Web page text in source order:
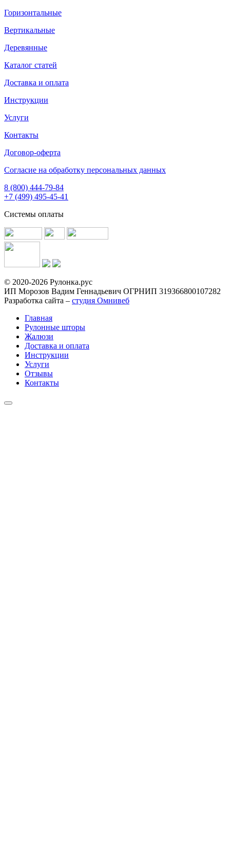
Горизонтальные
Вертикальные
Деревянные
Каталог статей
Доставка и оплата
Инструкции
Услуги
Контакты
Договор-оферта
Согласие на обработку персональных данных
8 (800) 444-79-84
+7 (499) 495-45-41
Системы оплаты
© 2020-2026 Рулонка.рус
ИП Морозов Вадим Геннадьевич ОГРНИП 319366800107282
Разработка сайта – студия Омнивеб
Главная
Рулонные шторы
Жалюзи
Доставка и оплата
Инструкции
Услуги
Отзывы
Контакты